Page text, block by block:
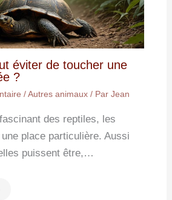
éviter de toucher une
?
/Autres animaux/ Par Jean
des reptiles, les
place particulière. Aussi
puissent être,…